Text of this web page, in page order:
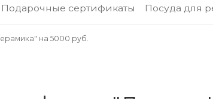
Подарочные сертификаты Посуда для
на 5000 руб.